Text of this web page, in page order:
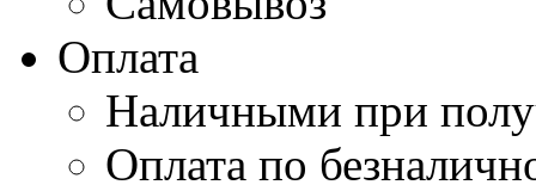
Оплата
Наличными при
Оплата по